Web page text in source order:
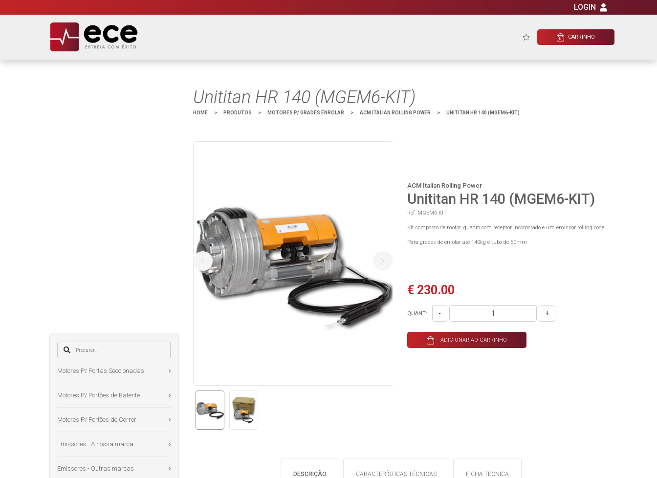
CARRINHO
0
LOGIN
Motores P/ Portas Seccionadas
Motores P/ Portões de Batente
Motores P/ Portões de Correr
Emissores - A nossa marca
Emissores - Outras marcas
Unititan HR 140 (MGEM6-KIT)
HOME > PRODUTOS > MOTORES P/ GRADES ENROLAR > ACM ITALIAN ROLLING POWER > UNITITAN HR 140 (MGEM6-KIT)
ACM Italian Rolling Power
Unititan HR 140 (MGEM6-KIT)
Ref: MGEM6-KIT
Kit composto de motor, quadro com receptor incorporado e um emissor rolling code
Para grades de enrolar até 140kg e tubo de 60mm
€ 230.00
QUANT: - +
ADICIONAR AO CARRINHO
DESCRIÇÃO CARACTERÍSTICAS TÉCNICAS FICHA TÉCNICA